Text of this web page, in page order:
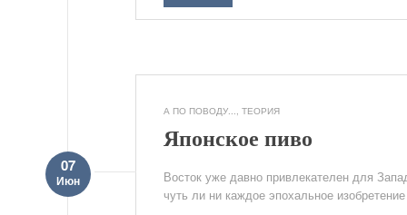
А ПО ПОВОДУ..., ТЕОРИЯ
Японское пиво
07
Июн
Восток уже давно привлекателен для
чуть ли ни каждое эпохальное